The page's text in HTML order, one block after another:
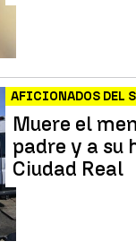
AFICIONADOS DEL
Muere el
padre y a su
Ciudad Real